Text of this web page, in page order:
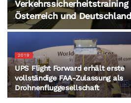
Verkehrssicherheitstraining
Österreich und Deutschland
2019
UPS Flight Forward erhält erste
vollständige FAA-Zulassung als
Drohnenfluggesellschaft